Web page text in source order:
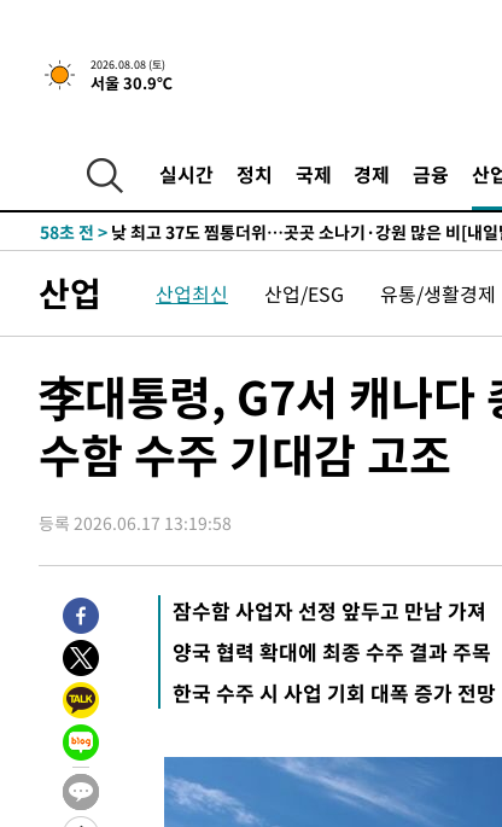
2026.08.08 (토)
서울 30.9℃
실시간 정치 국제 경제 금융 산
실천"
-10476초 전 >이란, "오만과 '중앙 단일 루트' 합의…북쪽 인바운
운드는 임시"
-2044초 전 >"낮 기온 소폭 하락"…수도권 폭염중대경보, 폭염경
-1971초 전 >
[단독]중수청 지원 검사들, 정원 초과 시 낮은 계급
낮 최고 37도 찜통더위…곳곳 소나기·강원 많은 비[내일
29분 전 > SK하이닉스, 용인·청주 팹에 54조 투자…"AI 메모리 수
1시간 전 >
외국인 심판 성 접대 7경기 들여다보니…한국 축구 '5
1시간 전 >[속보]코스닥, 2.86포인트(0.36%) 내린 798.81마감
1시간 전 >[속보]원·달러 환율, 7.7원 내린 1416.1원 마감
1시간 전 >[속보] 노원서 40.1도 관측…서울, 2018년 이후 첫 40도
2시간 전 >[속보]종합특검, '계엄 수용공간 확보' 신용해 前교정본
2시간 전 >11시간 압수수색에 성접대 파문까지…'쑥대밭' 된 축구
3시간 전 >[속보]규제합리화위원회 부위원장에 김태유 서울대 공
후임
-18962초 전 >
이강인, 폭염 속 AT마드리드 첫 훈련…80명 식사 대
-16101초 전 >
미 사업체 일자리, 7월에 2.3만개 순감하고 그 전 2
하향수정 (2보)
-15549초 전 >
-11412초 전 >
[속보]이 대통령 "부동산 공급 기존 사고방식 매달리
실천"
-10497초 전 >
운드는 임시"
-2065초 전 >
"낮 기온 소폭 하락"…수도권 폭염중대경보, 폭염경
-2029초 전 >
[속보]이 대통령, '호우피해' 안동·의성 관할 4개 면
산업 산업최신 산업/ESG 유통/생활경제
李대통령, G7서 캐나
수함 수주 기대감 고조
등록 2026.06.17 13:19:58
잠수함 사업자 선정 앞두고 만남 가져
양국 협력 확대에 최종 수주 결과 주목
한국 수주 시 사업 기회 대폭 증가 전망